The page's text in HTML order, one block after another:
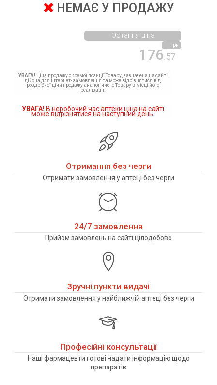
НЕМАЄ У ПРОДАЖУ
176.57
грн
Остання ціна
УВАГА! Ціна продажу окремої позиції Товару, зазначена на сайті
дійсна для інтернет- замовлення та може відрізнятися від
роздрібної ціни продажу аналогічного Товару в місці його
реалізації.
УВАГА! В неробочий час аптеки ціна на сайті
може відрізнятися на наступний день.
Отримання без черги
Отримати замовлення у аптеці без черги
24/7 замовлення
Прийом замовлень на сайті цілодобово
Зручні пункти видачі
Отримати замовлення у найближчій аптеці без черги
Професійні консультації
Наші фармацевти готові надати інформацію щодо
препаратів